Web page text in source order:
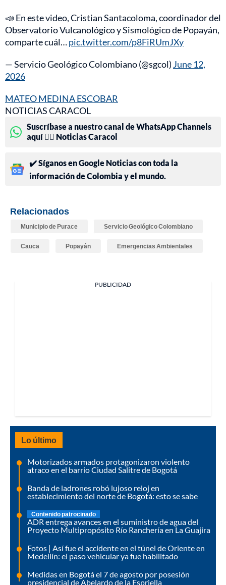
📣 En este video, Cristian Santacoloma, coordinador del
Observatorio Vulcanológico y Sismológico de Popayán,
comparte cuál…pic.twitter.com/p8FiRUmJXy
— Servicio Geológico Colombiano (@sgcol) June 12,
2026
MATEO MEDINA ESCOBAR
NOTICIAS CARACOL
Suscríbase a nuestro canal de WhatsApp Channels
aquí 👉🏻 Noticias Caracol
✔️ Síganos en Google Noticias con toda la
información de Colombia y el mundo.
Relacionados
Municipio de Purace Servicio Geológico Colombiano
Cauca Popayán Emergencias Ambientales
PUBLICIDAD
Lo último
Motorizados armados protagonizaron violento
atraco en el barrio Ciudad Salitre de Bogotá
Banda de ladrones robó lujoso reloj en
establecimiento del norte de Bogotá: esto se sabe
Contenido patrocinado
ADR entrega avances en el suministro de agua del
Proyecto Multipropósito Río Ranchería en La Guajira
Fotos | Así fue el accidente en el túnel de Oriente en
Medellín: el paso vehicular ya fue habilitado
Medidas en Bogotá el 7 de agosto por posesión
presidencial de Abelardo de la Espriella